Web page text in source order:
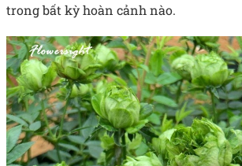
trong bất kỳ hoàn cảnh nào.